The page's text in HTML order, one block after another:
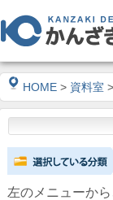
HOME > 資料室 >
左のメニューか